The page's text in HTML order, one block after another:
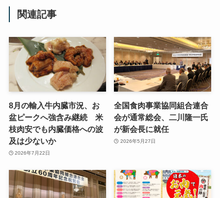
関連記事
8月の輸入牛内臓市況、お
盆ピークへ強含み継続 米
枝肉安でも内臓価格への波
及は少ないか
2026年7月22日
全国食肉事業協同組合連合
会が通常総会、二川隆一氏
が新会長に就任
2026年5月27日